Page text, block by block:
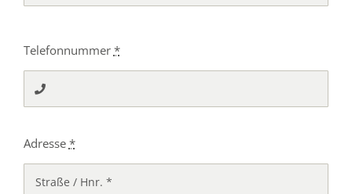
Telefonnummer *
Adresse *